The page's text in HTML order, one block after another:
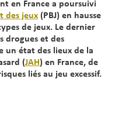
en France a poursuivi
des jeux (PBJ) en hausse
de jeux. Le dernier
drogues et des
un état des lieux de la
(JAH ) en France, de
liés au jeu excessif.